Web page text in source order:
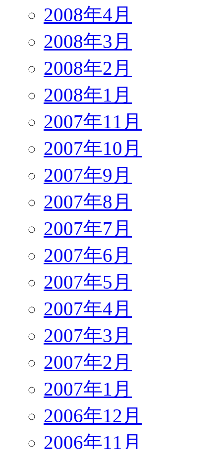
2008年4月
2008年3月
2008年2月
2008年1月
2007年11月
2007年10月
2007年9月
2007年8月
2007年7月
2007年6月
2007年5月
2007年4月
2007年3月
2007年2月
2007年1月
2006年12月
2006年11月